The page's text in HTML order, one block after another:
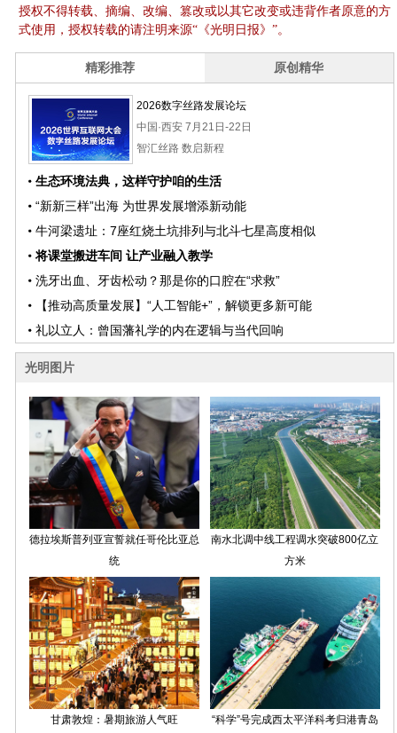
授权不得转载、摘编、改编、篡改或以其它改变或违背作者原意的方
式使用，授权转载的请注明来源“《光明日报》”。